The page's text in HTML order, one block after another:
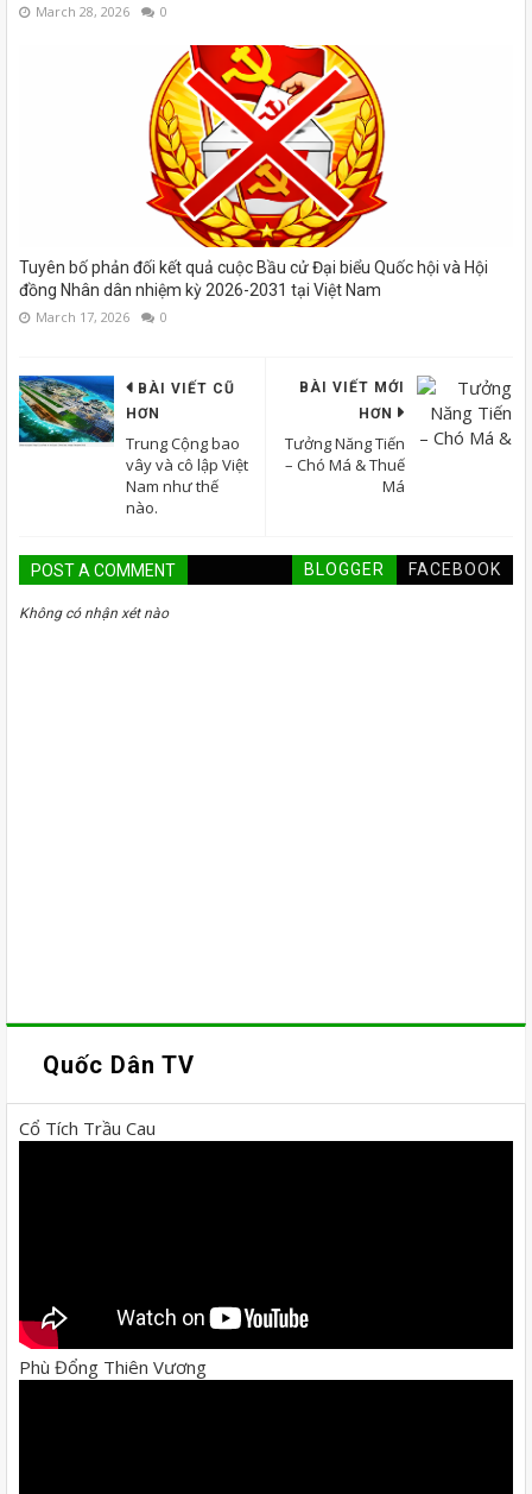
March 28, 2026 0
Tuyên bố phản đối kết quả cuộc Bầu cử Đại biểu Quốc hội và Hội
đồng Nhân dân nhiệm kỳ 2026-2031 tại Việt Nam
March 17, 2026 0
BÀI VIẾT MỚI
HƠN
Tưởng Năng Tiến
– Chó Má & Thuế
Má
BÀI VIẾT CŨ
HƠN
Trung Cộng bao
vây và cô lập Việt
Nam như thế
nào.
POST A COMMENT BLOGGER FACEBOOK
Không có nhận xét nào
Quốc Dân TV
Cổ Tích Trầu Cau
Phù Đổng Thiên Vương